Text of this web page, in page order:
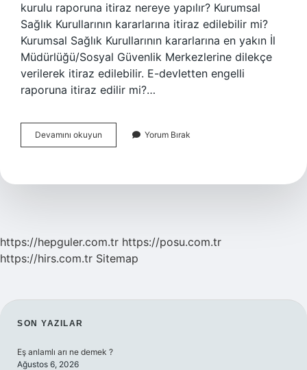
kurulu raporuna itiraz nereye yapılır? Kurumsal
Sağlık Kurullarının kararlarına itiraz edilebilir mi?
Kurumsal Sağlık Kurullarının kararlarına en yakın İl
Müdürlüğü/Sosyal Güvenlik Merkezlerine dilekçe
verilerek itiraz edilebilir. E-devletten engelli
raporuna itiraz edilir mi?…
Devamını okuyun
Kurulu
Süresi
Yorum Bırak
https://hepguler.com.tr https://posu.com.tr
https://hirs.com.tr Sitemap
SIDEBAR
SON YAZILAR
Eş anlamlı arı ne demek ?
Ağustos 6, 2026